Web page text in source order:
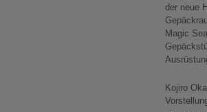
der neue
Magic
Kojiro